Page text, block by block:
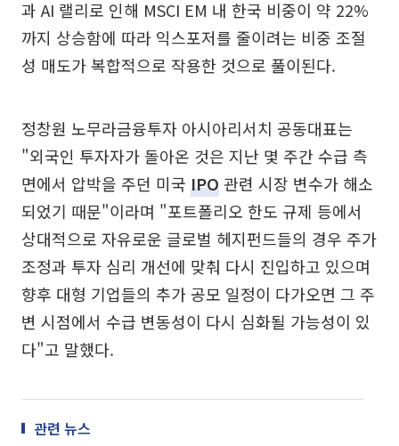
과 AI 랠리로 인해 MSCI EM 내 한국 비중이 약 22%
까지 상승함에 따라 익스포저를 줄이려는 비중 조절
성 매도가 복합적으로 작용한 것으로 풀이된다.
정창원 노무라금융투자 아시아리서치 공동대표는
"외국인 투자자가 돌아온 것은 지난 몇 주간 수급 측
면에서 압박을 주던 미국 IPO관련 시장 변수가 해소
되었기 때문"이라며 "포트폴리오 한도 규제 등에서
상대적으로 자유로운 글로벌 헤지펀드들의 경우 주가
조정과 투자 심리 개선에 맞춰 다시 진입하고 있으며
향후 대형 기업들의 추가 공모 일정이 다가오면 그 주
변 시점에서 수급 변동성이 다시 심화될 가능성이 있
다"고 말했다.
관련 뉴스